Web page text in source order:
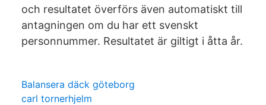
och resultatet överförs även automatiskt till
antagningen om du har ett svenskt
personnummer. Resultatet är giltigt i åtta år.
Balansera däck göteborg
carl tornerhjelm